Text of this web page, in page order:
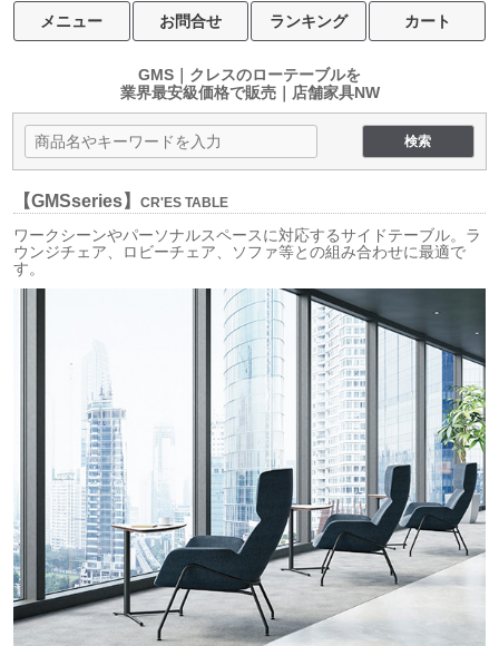
メニュー お問合せ ランキング カート
GMS｜クレスのローテーブルを
業界最安級価格で販売｜店舗家具NW
【GMSseries】CR'ES TABLE
ワークシーンやパーソナルスペースに対応するサイドテーブル。ラ
ウンジチェア、ロビーチェア、ソファ等との組み合わせに最適で
す。